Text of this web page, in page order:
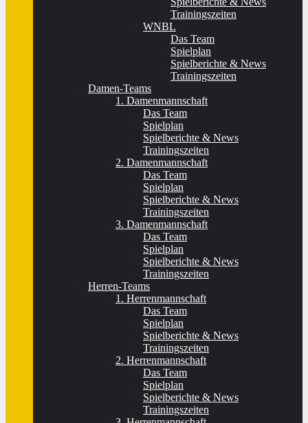
Trainingszeiten
WNBL
Das Team
Spielplan
Spielberichte & News
Trainingszeiten
Damen-Teams
1. Damenmannschaft
Das Team
Spielplan
Spielberichte & News
Trainingszeiten
2. Damenmannschaft
Das Team
Spielplan
Spielberichte & News
Trainingszeiten
3. Damenmannschaft
Das Team
Spielplan
Spielberichte & News
Trainingszeiten
Herren-Teams
1. Herrenmannschaft
Das Team
Spielplan
Spielberichte & News
Trainingszeiten
2. Herrenmannschaft
Das Team
Spielplan
Spielberichte & News
Trainingszeiten